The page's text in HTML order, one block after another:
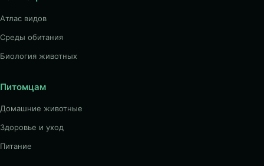
Атлас видов
Среды обитания
Биология животных
Питомцам
Домашние животные
Здоровье и уход
Питание